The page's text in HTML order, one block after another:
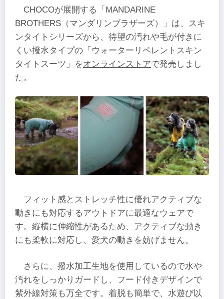
CHOCOが展開する「MANDARINE
BROTHERS（マンダリンブラザーズ）」は、スキ
ンタイトシリーズから、待望の汚れや毛が付きに
くい撥水タイプの「ウォーターリペレントスキン
タイトスーツ」をオンラインストアで発売しまし
た。
フィット感とストレッチ性に優れアクティブな
動きにも対応するアウトドアに最適なウェアで
す。縦横に伸縮性があるため、アクティブな動き
にも柔軟に対応し、愛犬の動きを妨げません。
さらに、撥水加工生地を使用しているので水や
汚れをしっかりガードし、フード付きデザインで
紫外線対策も万全です。着脱も簡単で、水遊び以